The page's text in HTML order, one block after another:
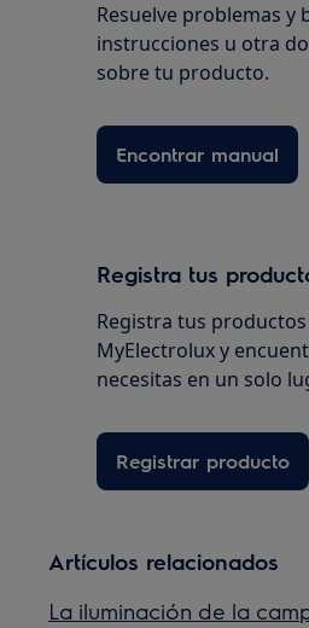
Resuelve problemas y
instrucciones u otra
sobre tu producto.
Encontrar manual
Registra tus
Registra tus
MyElectrolux y
necesitas en un solo
Registrar producto
Artículos relacionados
La iluminación de la